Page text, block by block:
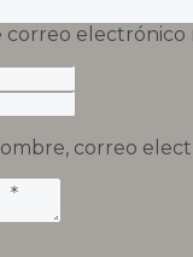
electrónico
correo